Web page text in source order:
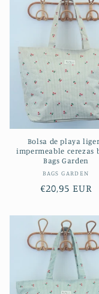
Bolsa de playa
impermeable cerezas
Bags Garden
BAGS GARDEN
Precio
€20,95 EUR